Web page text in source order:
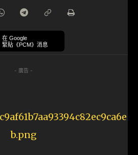
在 Google
緊貼《PCM》消息
- 廣告 -